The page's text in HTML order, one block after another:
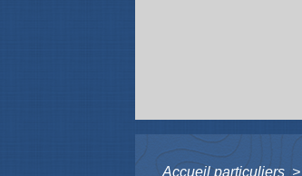
Accueil particuliers >